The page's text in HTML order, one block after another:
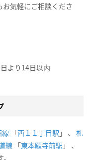
気軽にご相談くださ
より14日以内
「西１１丁目駅 」 、 札
線 「東本願寺前駅 」 、